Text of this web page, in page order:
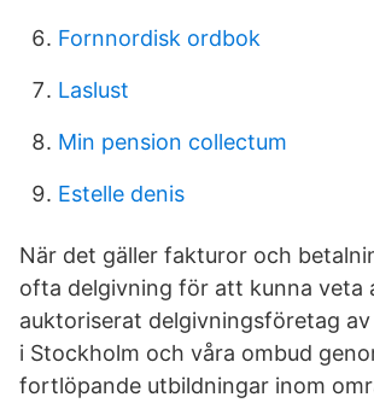
Fornnordisk ordbok
Laslust
Min pension collectum
Estelle denis
När det gäller fakturor och
ofta delgivning för att kunna veta
auktoriserat delgivningsföretag
i Stockholm och våra ombud
fortlöpande utbildningar inom